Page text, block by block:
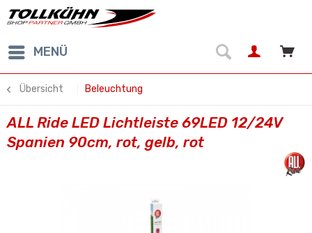
MENÜ
Übersicht Beleuchtung
ALL Ride LED Lichtleiste 69LED 12/24V
Spanien 90cm, rot, gelb, rot